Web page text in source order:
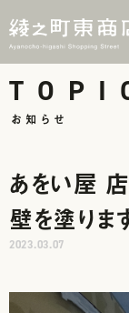
お知らせ
あをい屋
壁を塗りま
2023.03.07